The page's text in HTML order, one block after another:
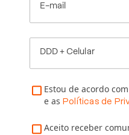
E-mail
DDD + Celular
Estou de acordo
e as Políticas de
Aceito receber